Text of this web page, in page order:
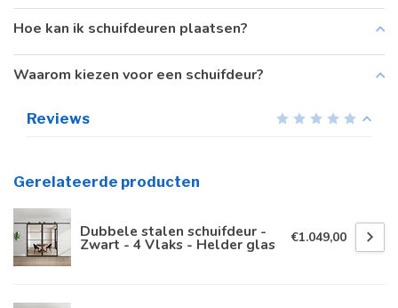
Hoe kan ik schuifdeuren plaatsen?
Waarom kiezen voor een schuifdeur?
Reviews
Gerelateerde producten
Dubbele stalen schuifdeur -
Zwart - 4 Vlaks - Helder glas €1.049,00